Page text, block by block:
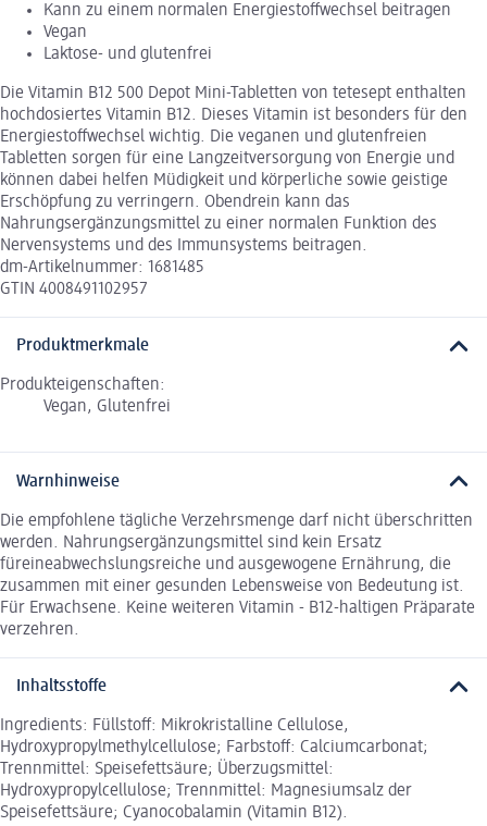
Kann zu einem normalen Energiestoffwechsel beitragen
Vegan
Laktose- und glutenfrei
Die Vitamin B12 500 Depot Mini-Tabletten von tetesept enthalten
hochdosiertes Vitamin B12. Dieses Vitamin ist besonders für den
Energiestoffwechsel wichtig. Die veganen und glutenfreien
Tabletten sorgen für eine Langzeitversorgung von Energie und
können dabei helfen Müdigkeit und körperliche sowie geistige
Erschöpfung zu verringern. Obendrein kann das
Nahrungsergänzungsmittel zu einer normalen Funktion des
Nervensystems und des Immunsystems beitragen.
dm-Artikelnummer: 1681485
GTIN 4008491102957
Produktmerkmale
Produkteigenschaften:
Vegan, Glutenfrei
Warnhinweise
Die empfohlene tägliche Verzehrsmenge darf nicht überschritten
werden. Nahrungsergänzungsmittel sind kein Ersatz
füreineabwechslungsreiche und ausgewogene Ernährung, die
zusammen mit einer gesunden Lebensweise von Bedeutung ist.
Für Erwachsene. Keine weiteren Vitamin - B12-haltigen Präparate
verzehren.
Inhaltsstoffe
Ingredients: Füllstoff: Mikrokristalline Cellulose,
Hydroxypropylmethylcellulose; Farbstoff: Calciumcarbonat;
Trennmittel: Speisefettsäure; Überzugsmittel:
Hydroxypropylcellulose; Trennmittel: Magnesiumsalz der
Speisefettsäure; Cyanocobalamin (Vitamin B12).